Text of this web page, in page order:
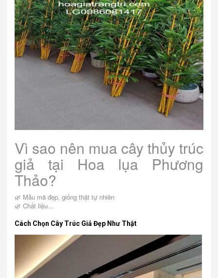
Vì sao nên mua cây thủy trúc
giả tại Hoa lụa Phương
Thảo?
🌿 Mẫu mã đẹp, giống thật tự nhiên
🌿 Chất liệu...
Cách Chọn Cây Trúc Giả Đẹp Như Thật